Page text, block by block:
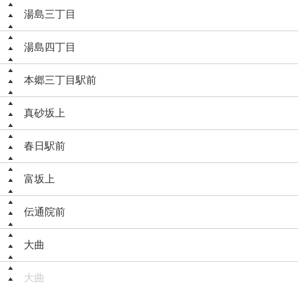
湯島三丁目
湯島四丁目
本郷三丁目駅前
真砂坂上
春日駅前
富坂上
伝通院前
大曲
大曲